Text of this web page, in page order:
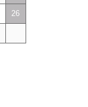
26